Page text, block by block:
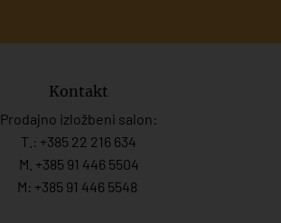
Kontakt
Prodajno izložbeni salon:
T.: +385 22 216 634
M. +385 91 446 5504
M: +385 91 446 5548